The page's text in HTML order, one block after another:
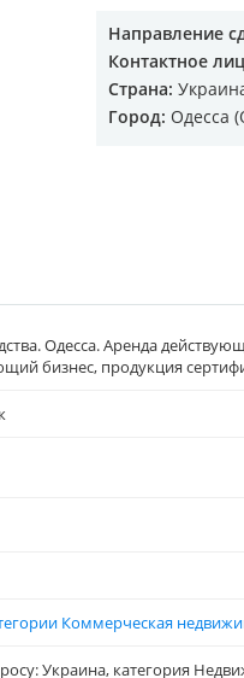
Направление
Контактное
Страна:
Город: Одесса
Одесса. Аренда
бизнес, продукция
Коммерческая
Украина, категория